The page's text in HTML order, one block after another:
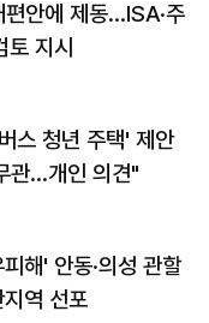
안에 제동…ISA·주
토 지시
스 청년 주택' 제안
관…개인 의견"
해' 안동·의성 관할
역 선포